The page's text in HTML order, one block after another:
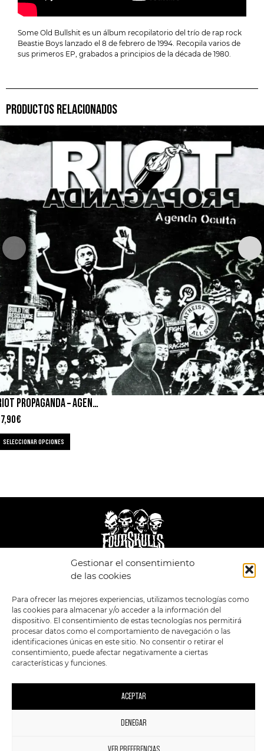
Gestionar el consentimiento
de las cookies
Para ofrecer las mejores experiencias, utilizamos tecnologías como
las cookies para almacenar y/o acceder a la información del
dispositivo. El consentimiento de estas tecnologías nos permitirá
procesar datos como el comportamiento de navegación o las
identificaciones únicas en este sitio. No consentir o retirar el
consentimiento, puede afectar negativamente a ciertas
características y funciones.
ACEPTAR
DENEGAR
VER PREFERENCIAS
Some Old Bullshit es un álbum recopilatorio del trío de rap rock
Beastie Boys lanzado el 8 de febrero de 1994. Recopila varios de
sus primeros EP, grabados a principios de la década de 1980.
PRODUCTOS RELACIONADOS
RIOT PROPAGANDA – AGENDA OCULTA
€
SELECCIONAR OPCIONES
POLÍTICA DE
PRIVACIDAD
TÉRMINOS Y
CONDICIONES
GENERALES DE LA
VENTA
POLÍTICA DE COOKIES
TIENDA
ESTILOS
FORMATOS
PREVENTAS
OFERTAS
MERCHANDISING
FOUR SKULLS
2023 FourSkulls. Reservados todos los derechos.